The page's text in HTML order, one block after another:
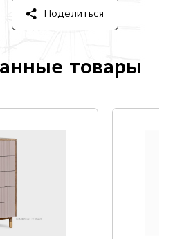
Поделиться
товары